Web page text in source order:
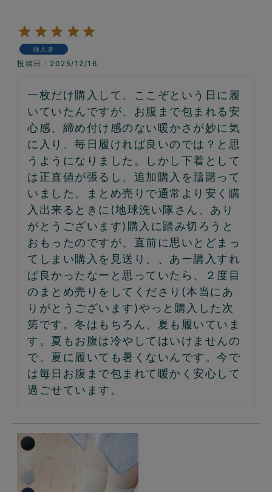
購入者
投稿日 2025/12/16
一枚だけ購入して、ここぞという日に履
いていたんですが、お腹まで包まれる安
心感、締め付け感のない暖かさが妙に気
に入り、毎日履ければ良いのでは？と思
うようになりました。しかし下着として
は正直値が張るし、追加購入を躊躇って
いました。まとめ売りで通常より安く購
入出来るときに(地球洗い隊さん、あり
がとうございます)購入に踏み切ろうと
おもったのですが、直前に思いとどまっ
てしまい購入を見送り、、あー購入すれ
ば良かったなーと思っていたら、２度目
のまとめ売りをしてくださり(本当にあ
りがとうございます)やっと購入した次
第です。冬はもちろん、夏も履いていま
す。夏もお腹は冷やしてはいけませんの
で。夏に履いても暑くないんです。今で
は毎日お腹まで包まれて暖かく安心して
過ごせています。